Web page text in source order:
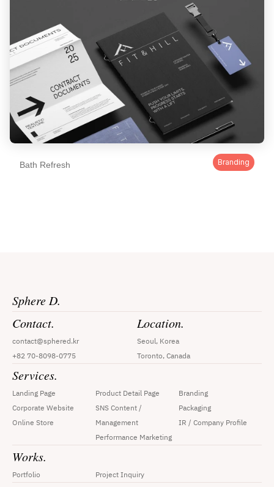
Bath Refresh Branding
Sphere D.
Contact.
contact@sphered.kr
+82 70-8098-0775
Location.
Seoul, Korea
Toronto, Canada
Services.
Branding
Packaging
IR / Company Profile
Landing Page
Corporate Website
Online Store
Product Detail Page
SNS Content /
Management
Performance Marketing
Works.
Portfolio Project Inquiry